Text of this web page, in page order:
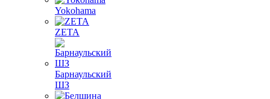
Yokohama
ZETA
Барнаульский
ШЗ